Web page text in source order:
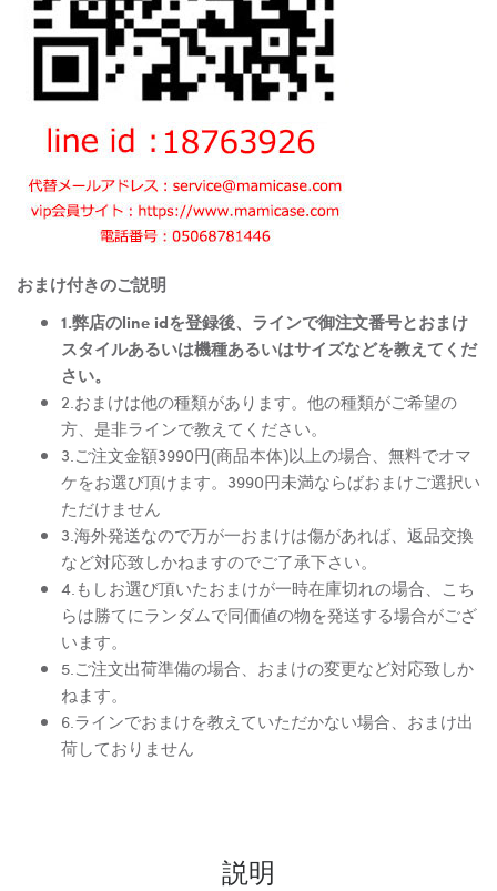
おまけ付きのご説明
1.弊店のline idを登録後、ラインで御注文番号とおまけ
スタイルあるいは機種あるいはサイズなどを教えてくだ
さい。
2.おまけは他の種類があります。他の種類がご希望の
方、是非ラインで教えてください。
3.ご注文金額3990円(商品本体)以上の場合、無料でオマ
ケをお選び頂けます。3990円未満ならばおまけご選択い
ただけません
3.海外発送なので万が一おまけは傷があれば、返品交換
など対応致しかねますのでご了承下さい。
4.もしお選び頂いたおまけが一時在庫切れの場合、こち
らは勝てにランダムで同価値の物を発送する場合がござ
います。
5.ご注文出荷準備の場合、おまけの変更など対応致しか
ねます。
6.ラインでおまけを教えていただかない場合、おまけ出
荷しておりません
説明